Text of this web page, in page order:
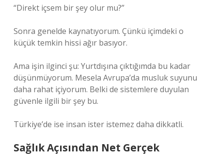
“Direkt içsem bir şey olur mu?”
Sonra genelde kaynatıyorum. Çünkü içimdeki o
küçük temkin hissi ağır basıyor.
Ama işin ilginci şu: Yurtdışına çıktığımda bu kadar
düşünmüyorum. Mesela Avrupa’da musluk suyunu
daha rahat içiyorum. Belki de sistemlere duyulan
güvenle ilgili bir şey bu.
Türkiye’de ise insan ister istemez daha dikkatli.
Sağlık Açısından Net Gerçek